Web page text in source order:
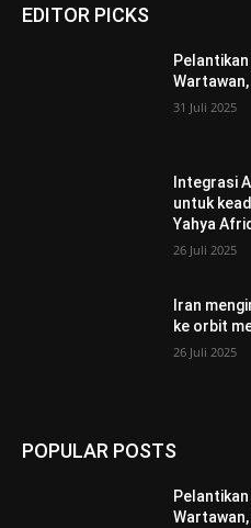
EDITOR PICKS
31 Juli 2025
Integrasi
untuk
Yahya
26 Juli 2025
Iran
ke orbit
26 Juli 2025
POPULAR POSTS